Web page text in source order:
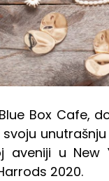
Box Cafe,
unutrašnju
u New
2020.